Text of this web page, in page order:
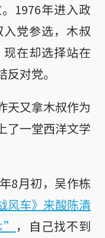
1976年进入政
党参选，木叔
在却选择站在
对党。
天又拿木叔作为
了一堂西洋文学
8月初，吴作栋
风车》来酸陈清
，自己找不到